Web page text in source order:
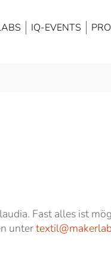
IQ-EVENTS
Fast alles ist
unter